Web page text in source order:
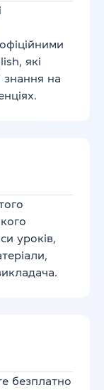
які
знання на
уроків,
безплатно